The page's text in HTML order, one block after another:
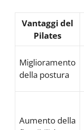
Vantaggi del
Pilates
Miglioramento
della postura
Aumento della